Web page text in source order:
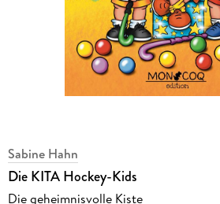
Sabine Hahn
Die KITA Hockey-Kids
Die geheimnisvolle Kiste